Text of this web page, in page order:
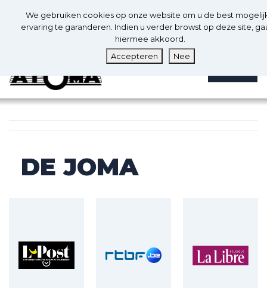
Nl
0 0
DE JOMA
We gebruiken cookies op onze website om u de best
ervaring te garanderen. Indien u verder browst op deze site,
hiermee akkoord.
Accepteren
Nee